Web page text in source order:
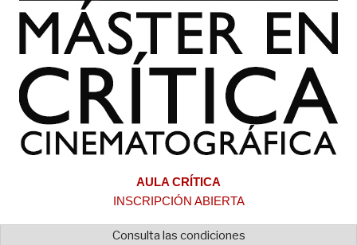
AULA CRÍTICA
INSCRIPCIÓN ABIERTA
Consulta las condiciones